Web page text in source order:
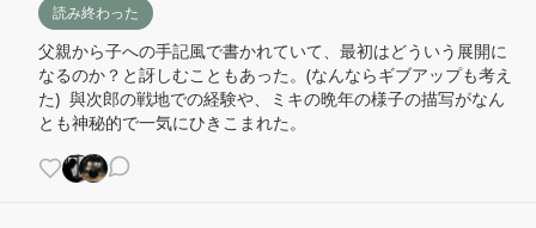
読み終わった
父親から子への手記風で書かれていて、最初はどういう展開に
なるのか？と訝しむこともあった。(なんならギブアップも考え
た)  與次郎の戦地での経験や、ミキの晩年の様子の描写がなん
とも神秘的で一気にひきこまれた。